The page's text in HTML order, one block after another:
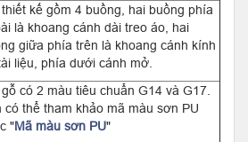
kế gồm 4 buồng, hai buồng phía
là khoang cánh dài treo áo, hai
giữa phía trên là khoang cánh kính
liệu, phía dưới cánh mở.
có 2 màu tiêu chuẩn G14 và G17.
có thể tham khảo mã màu sơn PU
"Mã màu sơn PU"